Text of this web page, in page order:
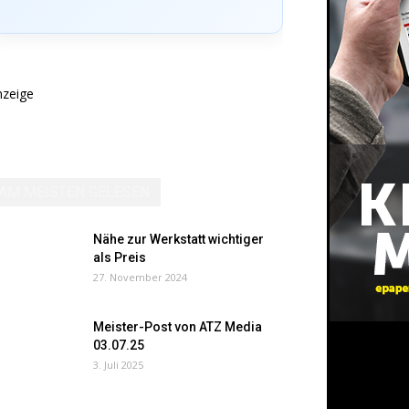
Nähe zur Werkstatt wichtiger
als Preis
27. November 2024
Meister-Post von ATZ Media
03.07.25
3. Juli 2025